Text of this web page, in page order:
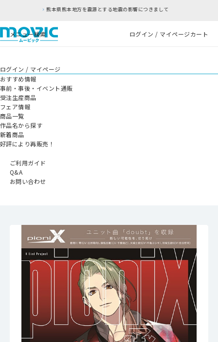
源とする地震の影響につきまして
メニュー検索 ログイン / マイページカート
ログイン / マイページ
おすすめ情報
事前・事後・イベント通販
受注生産商品
フェア情報
商品一覧
作品名から探す
新着商品
好評により再販売！
ご利用ガイド
Q&A
お問い合わせ